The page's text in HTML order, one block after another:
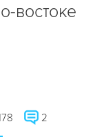
востоке
2